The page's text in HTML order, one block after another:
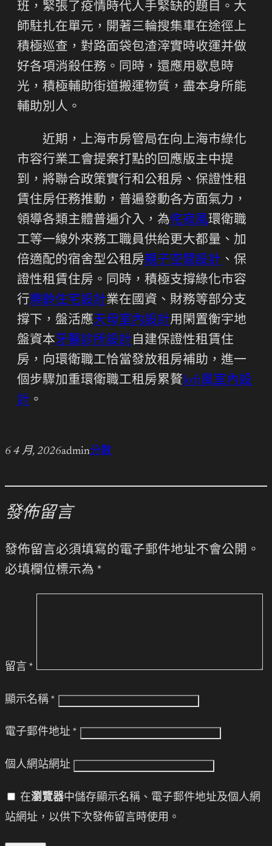
班，緊張了疫情時代人手緊缺的題目。大
師駐扎在單元，開著三輪搜集車在途徑上
積極巡查，對路面袋包渣滓實時收運并做
好各項消殺任務。同時，還應用歇息時
光，積極輔助街道搬運物質，盡本身所能
輔助別人。
近期，上海市房管局在向上海市綠化
市容行業工會提案打點的回應版主中提
到，將聯合政策實行和公租房、保證性租
賃住房任務推動，普遍發動各方面氣力，
領導各類主體普遍介入，為侘寂風環衛職
工等一線外來務工職員供給更大都量、加
倍適配的宿舍型公租房親子空間設計 、保
證性租賃住房。同時，積極支撐綠化市容
行樂齡住宅設計業在國資、財務等部分支
撐下，盤活應天母室內設計用閑置衡宇地
盤資本牙醫診所設計 自建保證性租賃住
房，向環衛職工恰當發放租房補助，進一
個步驟加重環衛職工租房累贅loft風室內設
計 。
6 4 月, 2026admin分數
發佈留言
發佈留言必須填寫的電子郵件地址不會公開。
必填欄位標示為 *
留言 *
顯示名稱 *
電子郵件地址 *
個人網站網址
在瀏覽器中儲存顯示名稱、電子郵件地址及個人網
站網址，以供下次發佈留言時使用。